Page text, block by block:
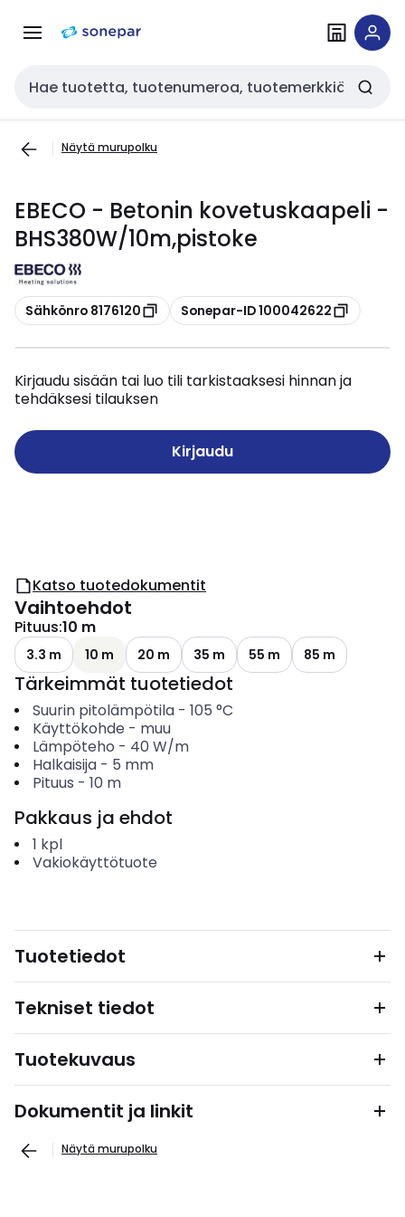
navigointiinsisältöön
Haku
Näytä murupolku
EBECO - Betonin kovetuskaapeli -
BHS380W/10m,pistoke
Kopioi
Sähkönro 8176120 Kopioi
Sonepar-ID 100042622
Kirjaudu sisään tai luo tili tarkistaaksesi hinnan ja
tehdäksesi tilauksen
Kirjaudu
Katso tuotedokumentit
Vaihtoehdot
Pituus:10 m
3.3 m 10 m 20 m 35 m 55 m 85 m
Tärkeimmät tuotetiedot
Suurin pitolämpötila- 105 °C
Käyttökohde - muu
Lämpöteho - 40 W/m
Halkaisija- 5 mm
Pituus - 10 m
Pakkaus ja ehdot
1 kpl
Vakiokäyttötuote
Tuotetiedot
Tekniset tiedot
Tuotekuvaus
Dokumentit ja linkit
Näytä murupolku